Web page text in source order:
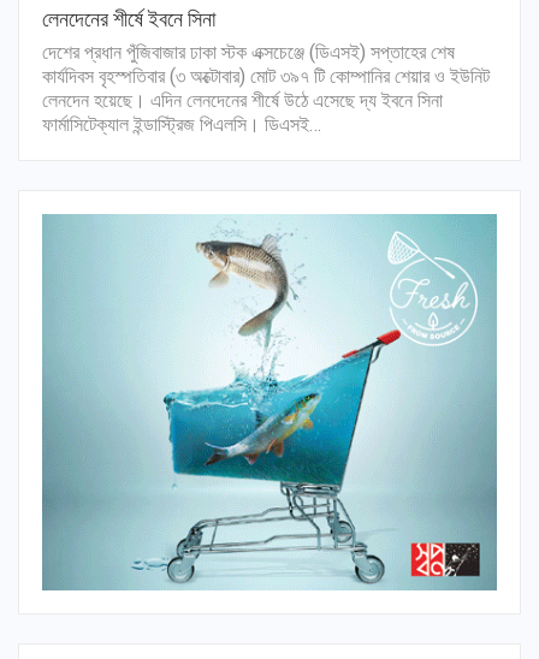
লেনদেনের শীর্ষে ইবনে সিনা
দেশের প্রধান পুঁজিবাজার ঢাকা স্টক এক্সচেঞ্জে (ডিএসই) সপ্তাহের শেষ
কার্যদিবস বৃহস্পতিবার (৩ অক্টোবার) মোট ৩৯৭ টি কোম্পানির শেয়ার ও ইউনিট
লেনদেন হয়েছে। এদিন লেনদেনের শীর্ষে উঠে এসেছে দ্য ইবনে সিনা
ফার্মাসিটেক্যাল ইন্ডাস্ট্রিজ পিএলসি। ডিএসই…